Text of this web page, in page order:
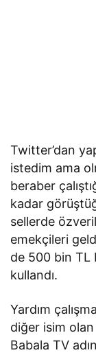
Twitter’dan
istedim ama
beraber
kadar
sellerde
emekçileri
de 500 bin TL
kullandı.
Yardım
diğer isim
Babala TV